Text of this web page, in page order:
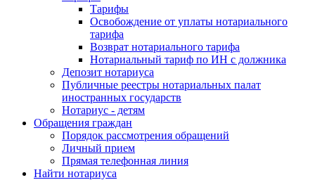
Тарифы
Освобождение от уплаты нотариального
тарифа
Возврат нотариального тарифа
Нотариальный тариф по ИН с должника
Депозит нотариуса
Публичные реестры нотариальных палат
иностранных государств
Нотариус - детям
Обращения граждан
Порядок рассмотрения обращений
Личный прием
Прямая телефонная линия
Найти нотариуса